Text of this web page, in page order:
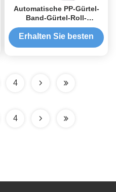
Automatische PP-Gürtel-
Band-Gürtel-Roll-
Gedruckmaschine
Erhalten Sie besten
4
4